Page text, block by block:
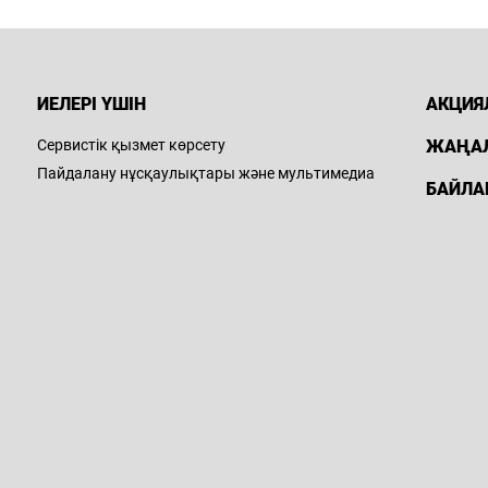
ИЕЛЕРІ ҮШІН
Сервистік қызмет көрсету
Пайдалану нұсқаулықтары және мультимедиа